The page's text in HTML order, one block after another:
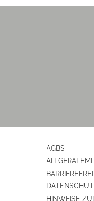
AGBS
HINWEISE